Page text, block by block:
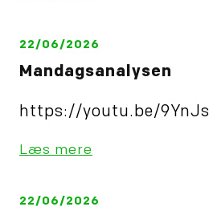
22/06/2026
Mandagsanalysen
https://youtu.be/
Læs mere
22/06/2026